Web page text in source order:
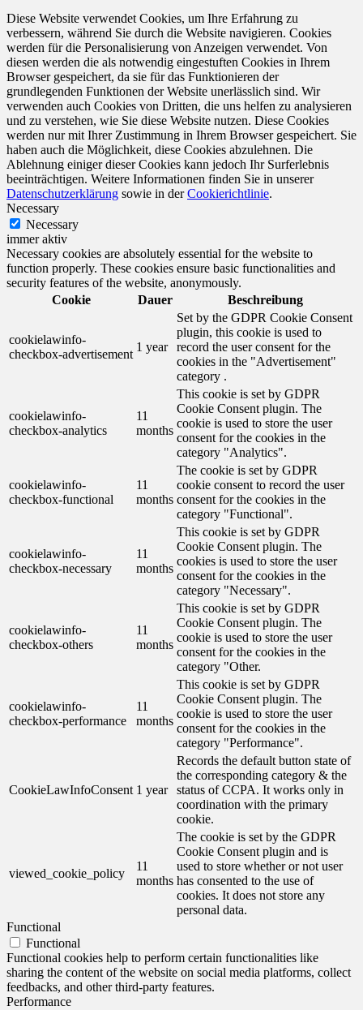
Diese Website verwendet Cookies, um Ihre Erfahrung zu
verbessern, während Sie durch die Website navigieren. Cookies
werden für die Personalisierung von Anzeigen verwendet. Von
diesen werden die als notwendig eingestuften Cookies in Ihrem
Browser gespeichert, da sie für das Funktionieren der
grundlegenden Funktionen der Website unerlässlich sind. Wir
verwenden auch Cookies von Dritten, die uns helfen zu analysieren
und zu verstehen, wie Sie diese Website nutzen. Diese Cookies
werden nur mit Ihrer Zustimmung in Ihrem Browser gespeichert. Sie
haben auch die Möglichkeit, diese Cookies abzulehnen. Die
Ablehnung einiger dieser Cookies kann jedoch Ihr Surferlebnis
beeinträchtigen. Weitere Informationen finden Sie in unserer
Datenschutzerklärung sowie in derCookierichtlinie.
Necessary
Necessary
immer aktiv
Necessary cookies are absolutely essential for the website to
function properly. These cookies ensure basic functionalities and
security features of the website, anonymously.
Cookie
Dauer Beschreibung
cookielawinfo-
checkbox-advertisement
1 year
Set by the GDPR Cookie Consent
plugin, this cookie is used to
record the user consent for the
cookies in the "Advertisement"
category .
cookielawinfo-
checkbox-analytics
11
months
This cookie is set by GDPR
Cookie Consent plugin. The
cookie is used to store the user
consent for the cookies in the
category "Analytics".
cookielawinfo-
checkbox-functional
11
months
The cookie is set by GDPR
cookie consent to record the user
consent for the cookies in the
category "Functional".
cookielawinfo-
checkbox-necessary
11
months
This cookie is set by GDPR
Cookie Consent plugin. The
cookies is used to store the user
consent for the cookies in the
category "Necessary".
cookielawinfo-
checkbox-others
11
months
This cookie is set by GDPR
Cookie Consent plugin. The
cookie is used to store the user
consent for the cookies in the
category "Other.
cookielawinfo-
checkbox-performance
11
months
This cookie is set by GDPR
Cookie Consent plugin. The
cookie is used to store the user
consent for the cookies in the
category "Performance".
CookieLawInfoConsent 1 year
Records the default button state of
the corresponding category & the
status of CCPA. It works only in
coordination with the primary
cookie.
viewed_cookie_policy
11
months
The cookie is set by the GDPR
Cookie Consent plugin and is
used to store whether or not user
has consented to the use of
cookies. It does not store any
personal data.
Functional
Functional
Functional cookies help to perform certain functionalities like
sharing the content of the website on social media platforms, collect
feedbacks, and other third-party features.
Performance